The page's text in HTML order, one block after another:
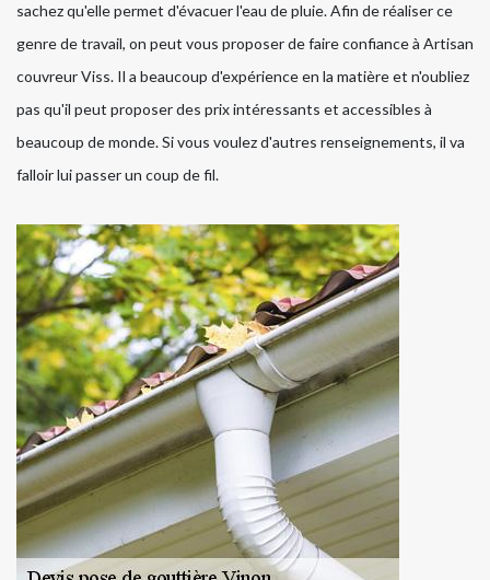
sachez qu'elle permet d'évacuer l'eau de pluie. Afin de réaliser ce
genre de travail, on peut vous proposer de faire confiance à Artisan
couvreur Viss. Il a beaucoup d'expérience en la matière et n'oubliez
pas qu'il peut proposer des prix intéressants et accessibles à
beaucoup de monde. Si vous voulez d'autres renseignements, il va
falloir lui passer un coup de fil.